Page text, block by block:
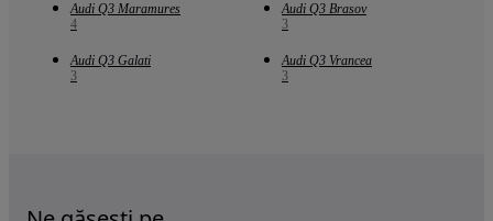
Audi Q3 Maramures
4
Audi Q3 Brasov
3
Audi Q3 Galati
3
Audi Q3 Vrancea
3